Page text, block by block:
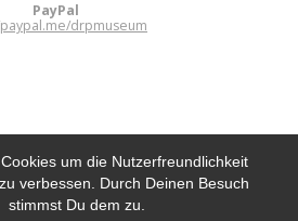
um die Nutzerfreundlichkeit
verbessen. Durch Deinen Besuch
stimmst Du dem zu.
RETRO PARK E.V.
PayPal
drpmuseum